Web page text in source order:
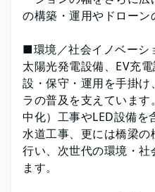
の構築・運用やドローン
■環境／社会イノベーシ
太陽光発電設備、EV充
設・保守・運用を手掛
ラの普及を支えていま
中化）工事やLED設備を
水道工事、更には橋梁
行い、次世代の環境・
ます。